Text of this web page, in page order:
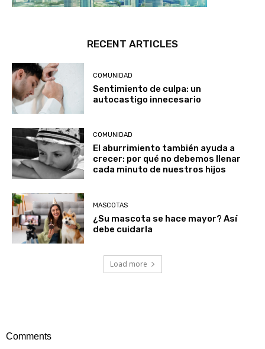
RECENT ARTICLES
COMUNIDAD
Sentimiento de culpa: un
autocastigo innecesario
COMUNIDAD
El aburrimiento también ayuda a
crecer: por qué no debemos llenar
cada minuto de nuestros hijos
MASCOTAS
¿Su mascota se hace mayor? Así
debe cuidarla
Load more
Comments